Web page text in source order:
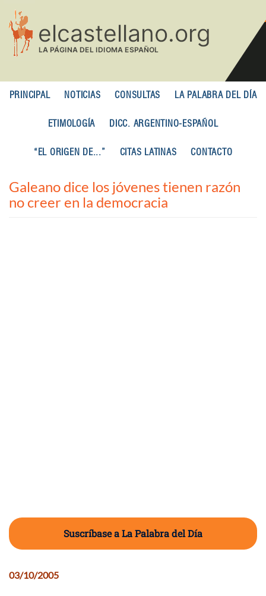
contenido
principal
PRINCIPAL NOTICIAS CONSULTAS LA PALABRA DEL DÍA
ETIMOLOGÍA DICC. ARGENTINO-ESPAÑOL
“EL ORIGEN DE...” CITAS LATINAS CONTACTO
Galeano dice los jóvenes tienen razón
no creer en la democracia
Suscríbase a La Palabra del Día
03/10/2005